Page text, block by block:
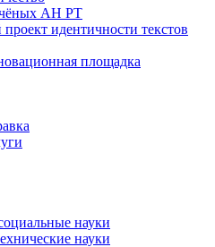
АН РТ
идентичности текстов
площадка
науки
науки